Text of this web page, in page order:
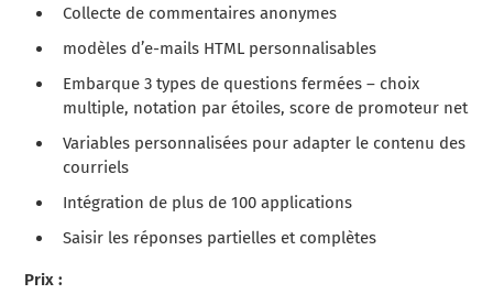
Collecte de commentaires anonymes
modèles d’e-mails HTML personnalisables
Embarque 3 types de questions fermées – choix
multiple, notation par étoiles, score de promoteur net
Variables personnalisées pour adapter le contenu des
courriels
Intégration de plus de 100 applications
Saisir les réponses partielles et complètes
Prix :